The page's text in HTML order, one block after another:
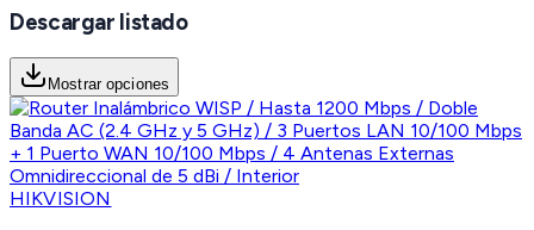
Descargar listado
Mostrar opciones
HIKVISION